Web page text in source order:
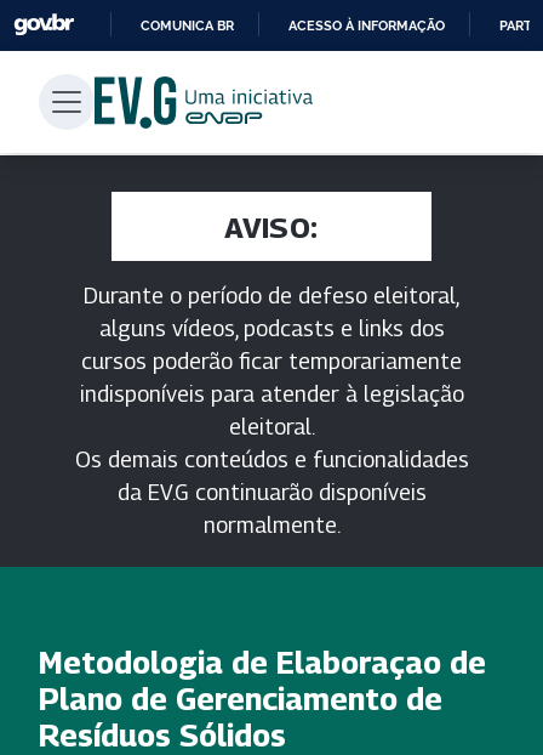
PARA
CONTEÚDO
COMUNICA BR ACESSO À INFORMAÇÃO
AVISO:
Durante o período de defeso eleitoral,
alguns vídeos, podcasts e links dos
cursos poderão ficar temporariamente
indisponíveis para atender à legislação
eleitoral.
Os demais conteúdos e funcionalidades
da EV.G continuarão disponíveis
normalmente.
Metodologia de Elaboraçao de
Plano de Gerenciamento de
Resíduos Sólidos